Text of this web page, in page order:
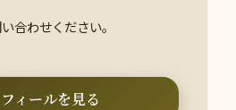
合わせください。
ィールを見る